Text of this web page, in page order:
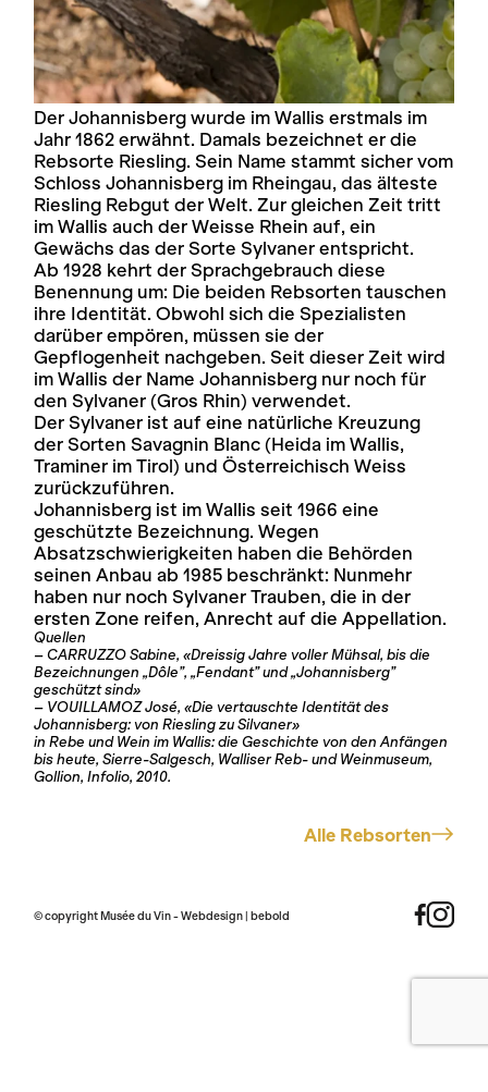
Der Johannisberg wurde im Wallis erstmals im
Jahr 1862 erwähnt. Damals bezeichnet er die
Rebsorte Riesling. Sein Name stammt sicher vom
Schloss Johannisberg im Rheingau, das älteste
Riesling Rebgut der Welt. Zur gleichen Zeit tritt
im Wallis auch der Weisse Rhein auf, ein
Gewächs das der Sorte Sylvaner entspricht.
Ab 1928 kehrt der Sprachgebrauch diese
Benennung um: Die beiden Rebsorten tauschen
ihre Identität. Obwohl sich die Spezialisten
darüber empören, müssen sie der
Gepflogenheit nachgeben. Seit dieser Zeit wird
im Wallis der Name Johannisberg nur noch für
den Sylvaner (Gros Rhin) verwendet.
Der Sylvaner ist auf eine natürliche Kreuzung
der Sorten Savagnin Blanc (Heida im Wallis,
Traminer im Tirol) und Österreichisch Weiss
zurückzuführen.
Johannisberg ist im Wallis seit 1966 eine
geschützte Bezeichnung. Wegen
Absatzschwierigkeiten haben die Behörden
seinen Anbau ab 1985 beschränkt: Nunmehr
haben nur noch Sylvaner Trauben, die in der
ersten Zone reifen, Anrecht auf die Appellation.
Quellen
– CARRUZZO Sabine, «Dreissig Jahre voller Mühsal, bis die
Bezeichnungen „Dôle”, „Fendant” und „Johannisberg”
geschützt sind»
– VOUILLAMOZ José, «Die vertauschte Identität des
Johannisberg: von Riesling zu Silvaner»
in Rebe und Wein im Wallis: die Geschichte von den Anfängen
bis heute, Sierre-Salgesch, Walliser Reb- und Weinmuseum,
Gollion, Infolio, 2010.
Alle Rebsorten
© copyright Musée du Vin - Webdesign |bebold